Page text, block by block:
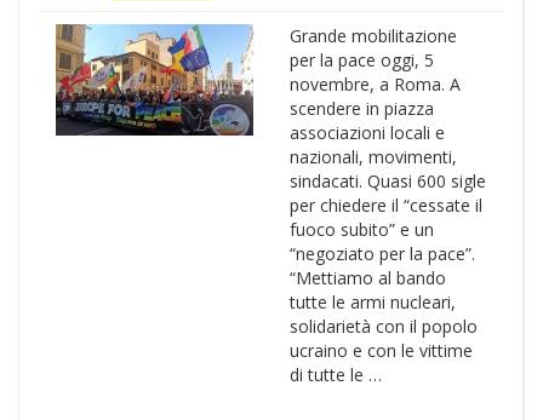
Grande mobilitazione
per la pace oggi, 5
novembre, a Roma. A
scendere in piazza
associazioni locali e
nazionali, movimenti,
sindacati. Quasi 600 sigle
per chiedere il “cessate il
fuoco subito” e un
“negoziato per la pace”.
“Mettiamo al bando
tutte le armi nucleari,
solidarietà con il popolo
ucraino e con le vittime
di tutte le …